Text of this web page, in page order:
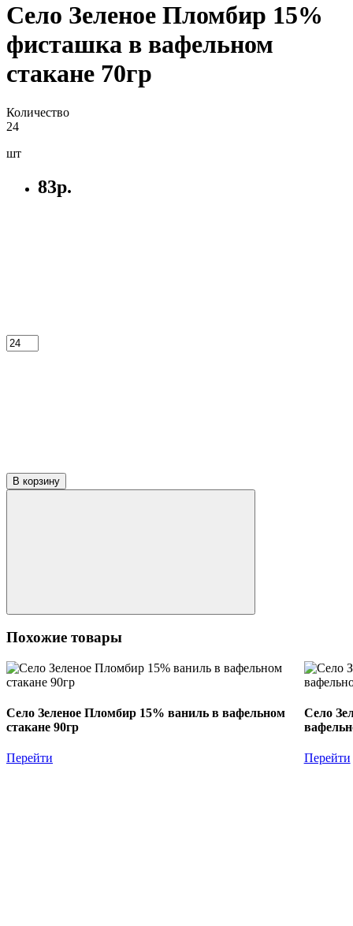
Село Зеленое Пломбир 15%
фисташка в вафельном
стакане 70гр
Количество
24
шт
83р.
В корзину
Похожие товары
Село Зеленое Пломбир 15% ваниль в вафельном
стакане 90гр
Перейти
Село
Перейти